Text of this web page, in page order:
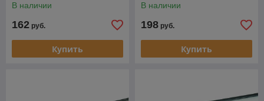
В наличии
162 руб.
Купить
В наличии
198 руб.
Купить